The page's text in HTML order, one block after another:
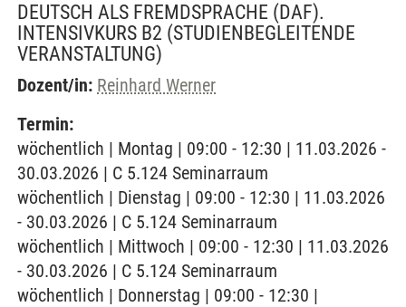
DEUTSCH ALS FREMDSPRACHE (DAF).
INTENSIVKURS B2 (STUDIENBEGLEITENDE
VERANSTALTUNG)
Dozent/in: Reinhard Werner
Termin:
wöchentlich | Montag | 09:00 - 12:30 | 11.03.2026 -
30.03.2026 | C 5.124 Seminarraum
wöchentlich | Dienstag | 09:00 - 12:30 | 11.03.2026
- 30.03.2026 | C 5.124 Seminarraum
wöchentlich | Mittwoch | 09:00 - 12:30 | 11.03.2026
- 30.03.2026 | C 5.124 Seminarraum
wöchentlich | Donnerstag | 09:00 - 12:30 |